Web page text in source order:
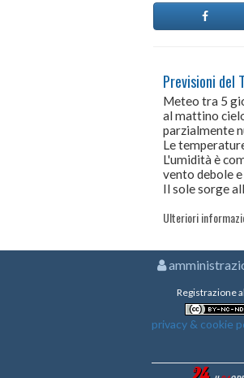
Previsioni del
Meteo tra 5
al mattino
parzialmente
Le
L'umidità è
vento debole
Il sole sorge
Ulteriori
Registrazione
privacy & cookie